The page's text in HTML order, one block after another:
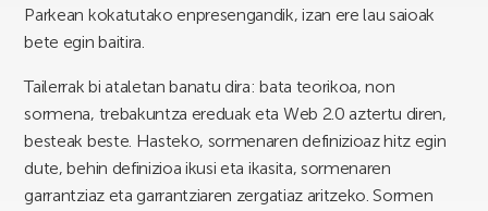
Parkean kokatutako enpresengandik, izan ere lau saioak
bete egin baitira.
Tailerrak bi ataletan banatu dira: bata teorikoa, non
sormena, trebakuntza ereduak eta Web 2.0 aztertu diren,
besteak beste. Hasteko, sormenaren definizioaz hitz egin
dute, behin definizioa ikusi eta ikasita, sormenaren
garrantziaz eta garrantziaren zergatiaz aritzeko. Sormen